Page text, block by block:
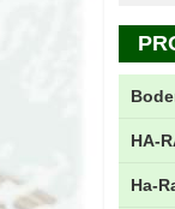
HA-
Ha-